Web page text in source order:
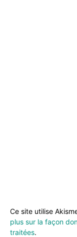
Ce site utilise
plus sur la façon
traitées.